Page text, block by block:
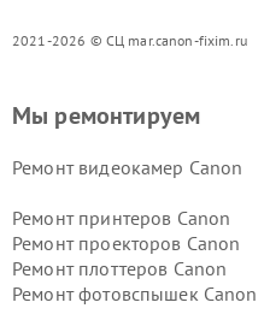
2021-2026 © СЦ mar.canon-fixim.ru
Мы ремонтируем
Ремонт видеокамер Canon
Ремонт принтеров Canon
Ремонт проекторов Canon
Ремонт плоттеров Canon
Ремонт фотовспышек Canon